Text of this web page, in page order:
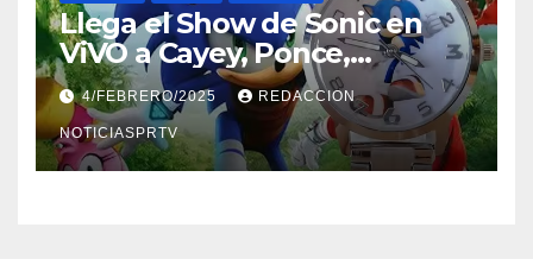
Llega el Show de Sonic en
ViVO a Cayey, Ponce,
Barceloneta y Humacao,
Relojes gratis para el que
compre ahora….
4/FEBRERO/2025 REDACCION
NOTICIASPRTV